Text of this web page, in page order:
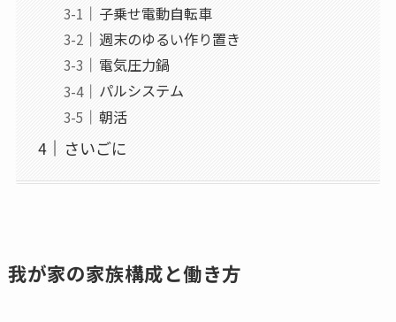
子乗せ電動自転車
週末のゆるい作り置き
電気圧力鍋
パルシステム
朝活
さいごに
我が家の家族構成と働き方